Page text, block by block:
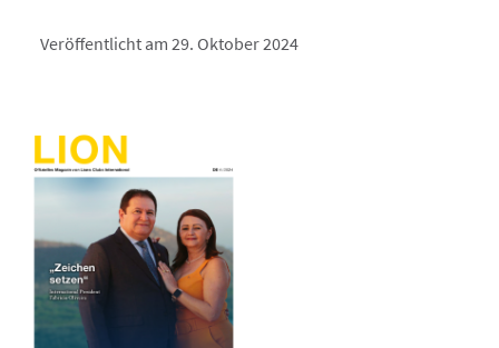
Veröffentlicht am 29. Oktober 2024